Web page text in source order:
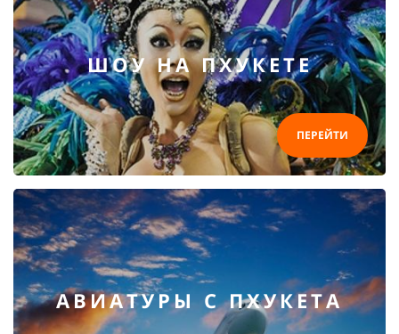
ШОУ НА ПХУКЕТЕ
ПЕРЕЙТИ
АВИАТУРЫ С ПХУКЕТА